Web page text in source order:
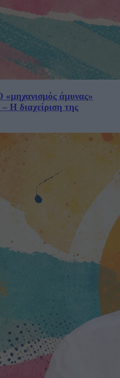
άμυνας»
Η διαχείριση της